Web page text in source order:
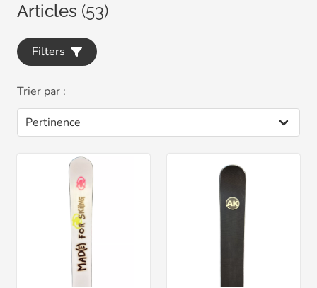
Articles (53)
Filters
Trier par :